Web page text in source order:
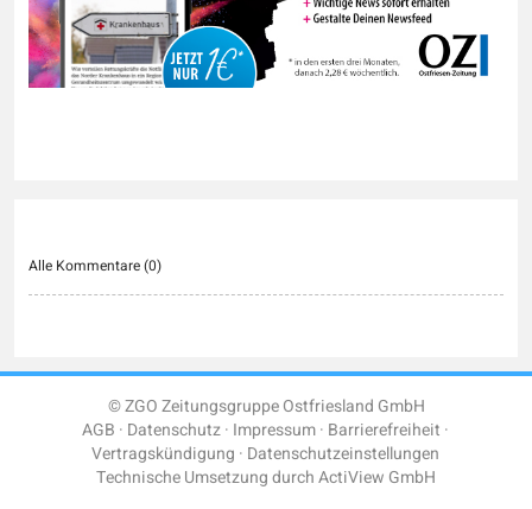
Alle Kommentare (0)
© ZGO Zeitungsgruppe Ostfriesland GmbH
AGB Datenschutz Impressum Barrierefreiheit
Vertragskündigung Datenschutzeinstellungen
Technische Umsetzung durchActiView GmbH